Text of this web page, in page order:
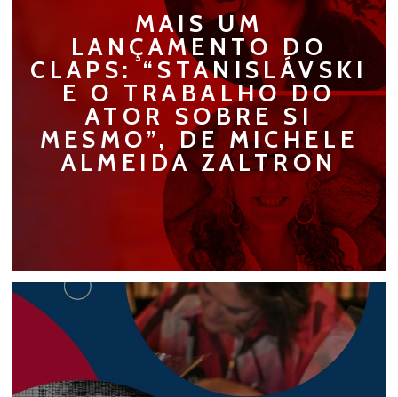
MAIS UM
LANÇAMENTO DO
CLAPS: “STANISLÁVSKI
E O TRABALHO DO
ATOR SOBRE SI
MESMO”, DE MICHELE
ALMEIDA ZALTRON